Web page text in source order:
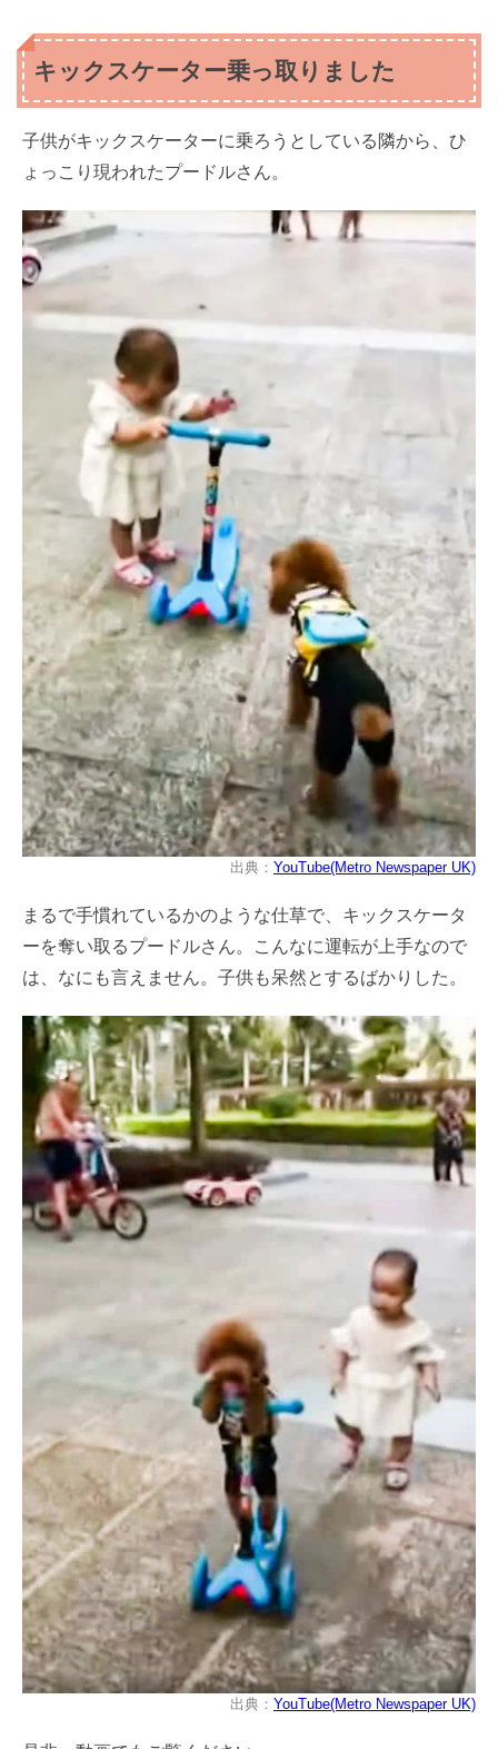
キックスケーター乗っ取りました
子供がキックスケーターに乗ろうとしている隣から、ひ
ょっこり現われたプードルさん。
出典： YouTube(Metro Newspaper UK)
まるで手慣れているかのような仕草で、キックスケータ
ーを奪い取るプードルさん。こんなに運転が上手なので
は、なにも言えません。子供も呆然とするばかりした。
出典： YouTube(Metro Newspaper UK)